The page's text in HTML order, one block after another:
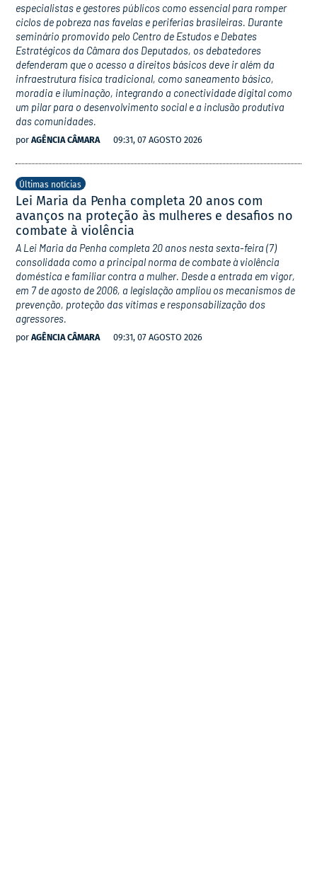
especialistas e gestores públicos como essencial para romper
ciclos de pobreza nas favelas e periferias brasileiras. Durante
seminário promovido pelo Centro de Estudos e Debates
Estratégicos da Câmara dos Deputados, os debatedores
defenderam que o acesso a direitos básicos deve ir além da
infraestrutura física tradicional, como saneamento básico,
moradia e iluminação, integrando a conectividade digital como
um pilar para o desenvolvimento social e a inclusão produtiva
das comunidades.
por AGÊNCIA CÂMARA 09:31, 07 AGOSTO 2026
Últimas notícias
Lei Maria da Penha completa 20 anos com
avanços na proteção às mulheres e desafios no
combate à violência
A Lei Maria da Penha completa 20 anos nesta sexta-feira (7)
consolidada como a principal norma de combate à violência
doméstica e familiar contra a mulher. Desde a entrada em vigor,
em 7 de agosto de 2006, a legislação ampliou os mecanismos de
prevenção, proteção das vítimas e responsabilização dos
agressores.
por AGÊNCIA CÂMARA 09:31, 07 AGOSTO 2026